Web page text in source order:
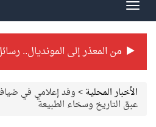
الأخبار المحلية>وفد إعلامي في
عبق التاريخ وسخاء الطبيعة